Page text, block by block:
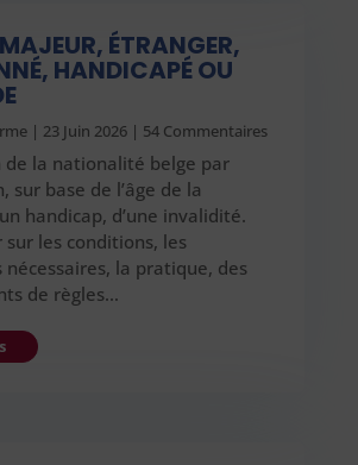
ÉTRANGER,
HANDICAPÉ OU
| 23 Juin 2026| 54 Commentaires
de la nationalité belge par
sur base de l’âge de la
handicap, d’une invalidité.
sur les conditions, les
nécessaires, la pratique, des
de règles…